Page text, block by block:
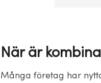
När är
Många företag har